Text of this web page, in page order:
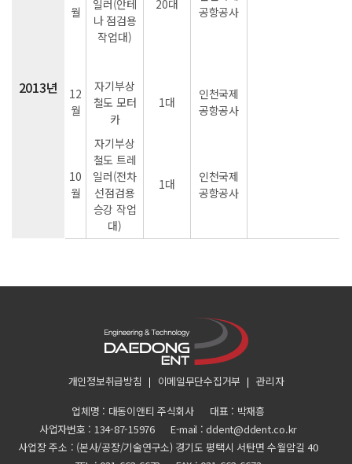
월
일러(안테
나 점검용
작업대)
20대
공항공사
2013년
12
월
자기부상
철도 모터
카
1대
인천국제
공항공사
10
월
자기부상
철도 트레
일러(전차
선점검용
승강 작업
대)
1대
인천국제
공항공사
개인정보취급방침 이메일무단수집거부
관리자
업체명 : 대동이앤티 주식회사
대표 : 박재흥
사업자번호 : 134-87-15976
E-mail : ddent@ddent.co.kr
사업장 주소 : (본사/공장/기술연구소) 경기도 평택시 서탄면 수월암길 40